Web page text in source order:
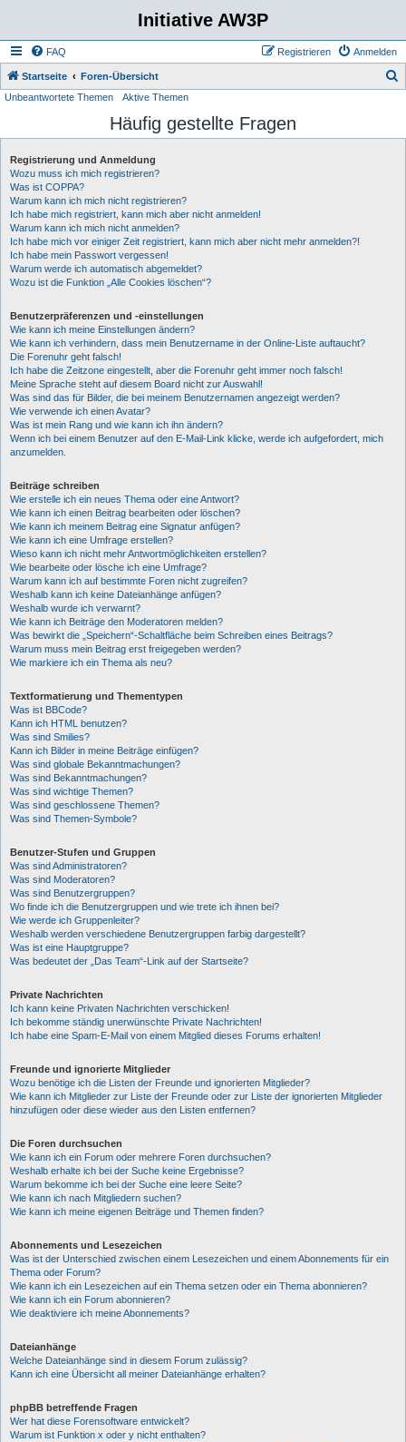
Initiative AW3P
FAQ Anmelden
Registrieren
Startseite Foren-Übersicht
h
Unbeantwortete Themen Aktive Themen
Häufig gestellte Fragen
Registrierung und Anmeldung
Wozu muss ich mich registrieren?
Was ist COPPA?
Warum kann ich mich nicht registrieren?
Ich habe mich registriert, kann mich aber nicht anmelden!
Warum kann ich mich nicht anmelden?
Ich habe mich vor einiger Zeit registriert, kann mich aber nicht mehr anmelden?!
Ich habe mein Passwort vergessen!
Warum werde ich automatisch abgemeldet?
Wozu ist die Funktion „Alle Cookies löschen“?
Benutzerpräferenzen und -einstellungen
Wie kann ich meine Einstellungen ändern?
Wie kann ich verhindern, dass mein Benutzername in der Online-Liste auftaucht?
Die Forenuhr geht falsch!
Ich habe die Zeitzone eingestellt, aber die Forenuhr geht immer noch falsch!
Meine Sprache steht auf diesem Board nicht zur Auswahl!
Was sind das für Bilder, die bei meinem Benutzernamen angezeigt werden?
Wie verwende ich einen Avatar?
Was ist mein Rang und wie kann ich ihn ändern?
Wenn ich bei einem Benutzer auf den E-Mail-Link klicke, werde ich aufgefordert, mich
anzumelden.
Beiträge schreiben
Wie erstelle ich ein neues Thema oder eine Antwort?
Wie kann ich einen Beitrag bearbeiten oder löschen?
Wie kann ich meinem Beitrag eine Signatur anfügen?
Wie kann ich eine Umfrage erstellen?
Wieso kann ich nicht mehr Antwortmöglichkeiten erstellen?
Wie bearbeite oder lösche ich eine Umfrage?
Warum kann ich auf bestimmte Foren nicht zugreifen?
Weshalb kann ich keine Dateianhänge anfügen?
Weshalb wurde ich verwarnt?
Wie kann ich Beiträge den Moderatoren melden?
Was bewirkt die „Speichern“-Schaltfläche beim Schreiben eines Beitrags?
Warum muss mein Beitrag erst freigegeben werden?
Wie markiere ich ein Thema als neu?
Textformatierung und Thementypen
Was ist BBCode?
Kann ich HTML benutzen?
Was sind Smilies?
Kann ich Bilder in meine Beiträge einfügen?
Was sind globale Bekanntmachungen?
Was sind Bekanntmachungen?
Was sind wichtige Themen?
Was sind geschlossene Themen?
Was sind Themen-Symbole?
Benutzer-Stufen und Gruppen
Was sind Administratoren?
Was sind Moderatoren?
Was sind Benutzergruppen?
Wo finde ich die Benutzergruppen und wie trete ich ihnen bei?
Wie werde ich Gruppenleiter?
Weshalb werden verschiedene Benutzergruppen farbig dargestellt?
Was ist eine Hauptgruppe?
Was bedeutet der „Das Team“-Link auf der Startseite?
Private Nachrichten
Ich kann keine Privaten Nachrichten verschicken!
Ich bekomme ständig unerwünschte Private Nachrichten!
Ich habe eine Spam-E-Mail von einem Mitglied dieses Forums erhalten!
Freunde und ignorierte Mitglieder
Wozu benötige ich die Listen der Freunde und ignorierten Mitglieder?
Wie kann ich Mitglieder zur Liste der Freunde oder zur Liste der ignorierten Mitglieder
hinzufügen oder diese wieder aus den Listen entfernen?
Die Foren durchsuchen
Wie kann ich ein Forum oder mehrere Foren durchsuchen?
Weshalb erhalte ich bei der Suche keine Ergebnisse?
Warum bekomme ich bei der Suche eine leere Seite?
Wie kann ich nach Mitgliedern suchen?
Wie kann ich meine eigenen Beiträge und Themen finden?
Abonnements und Lesezeichen
Was ist der Unterschied zwischen einem Lesezeichen und einem Abonnements für ein
Thema oder Forum?
Wie kann ich ein Lesezeichen auf ein Thema setzen oder ein Thema abonnieren?
Wie kann ich ein Forum abonnieren?
Wie deaktiviere ich meine Abonnements?
Dateianhänge
Welche Dateianhänge sind in diesem Forum zulässig?
Kann ich eine Übersicht all meiner Dateianhänge erhalten?
phpBB betreffende Fragen
Wer hat diese Forensoftware entwickelt?
Warum ist Funktion x oder y nicht enthalten?